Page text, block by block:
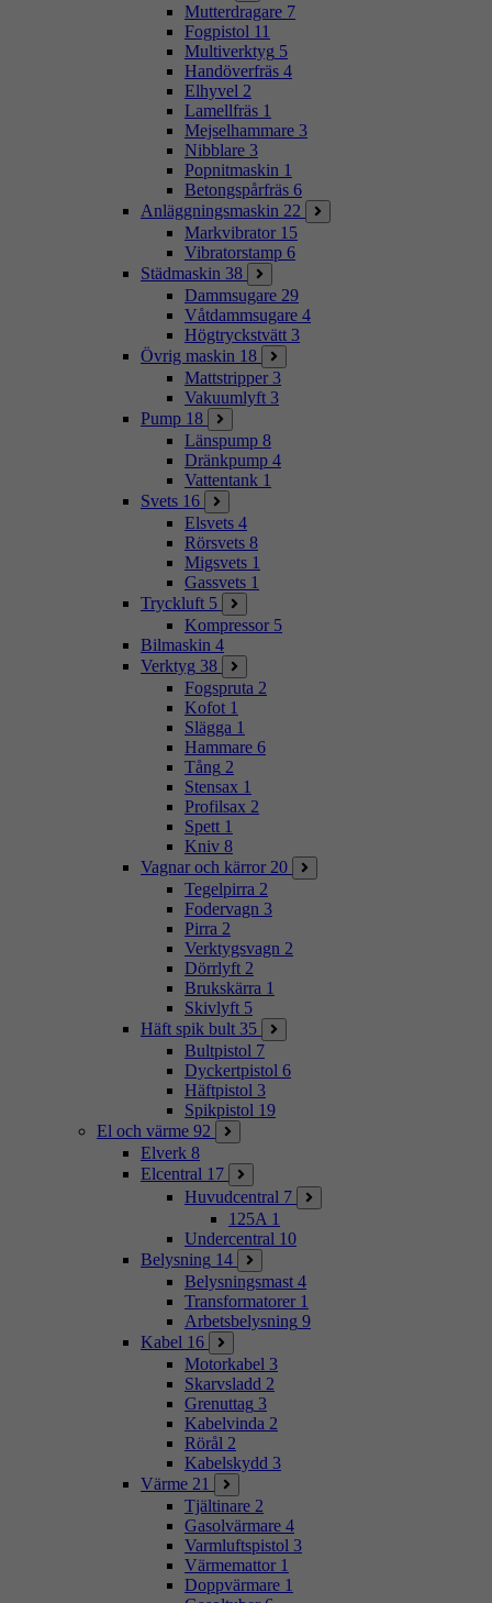
Mutterdragare 7
Fogpistol 11
Multiverktyg 5
Handöverfräs 4
Elhyvel 2
Lamellfräs 1
Mejselhammare 3
Nibblare 3
Popnitmaskin 1
Betongspårfräs 6
Anläggningsmaskin 22
Markvibrator 15
Vibratorstamp 6
Städmaskin 38
Dammsugare 29
Våtdammsugare 4
Högtryckstvätt 3
Övrig maskin 18
Mattstripper 3
Vakuumlyft 3
Pump 18
Länspump 8
Dränkpump 4
Vattentank 1
Svets 16
Elsvets 4
Rörsvets 8
Migsvets 1
Gassvets 1
Tryckluft 5
Kompressor 5
Bilmaskin 4
Verktyg 38
Fogspruta 2
Kofot 1
Slägga 1
Hammare 6
Tång 2
Stensax 1
Profilsax 2
Spett 1
Kniv 8
Vagnar och kärror 20
Tegelpirra 2
Fodervagn 3
Pirra 2
Verktygsvagn 2
Dörrlyft 2
Brukskärra 1
Skivlyft 5
Häft spik bult 35
Bultpistol 7
Dyckertpistol 6
Häftpistol 3
Spikpistol 19
El och värme 92
Elverk 8
Elcentral 17
Huvudcentral 7
125A 1
Undercentral 10
Belysning 14
Belysningsmast 4
Transformatorer 1
Arbetsbelysning 9
Kabel 16
Motorkabel 3
Skarvsladd 2
Grenuttag 3
Kabelvinda 2
Rörål 2
Kabelskydd 3
Värme 21
Tjältinare 2
Gasolvärmare 4
Varmluftspistol 3
Värmemattor 1
Doppvärmare 1